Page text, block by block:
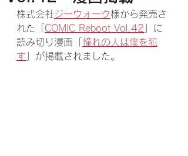
株式会社ジーウォーク様から発売さ
れた「 COMIC Reboot Vol.42 」に
読み切り漫画「 憧れの人は僕を犯
す 」が掲載されました。